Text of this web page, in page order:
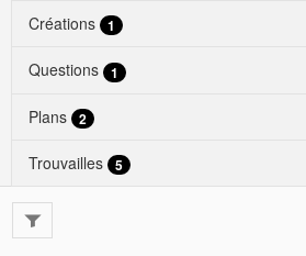
Créations 1
Questions 1
Plans 2
Trouvailles 5